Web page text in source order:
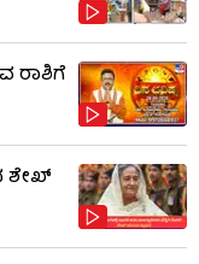
ರಾಶಿಗೆ
ಶೇಖ್